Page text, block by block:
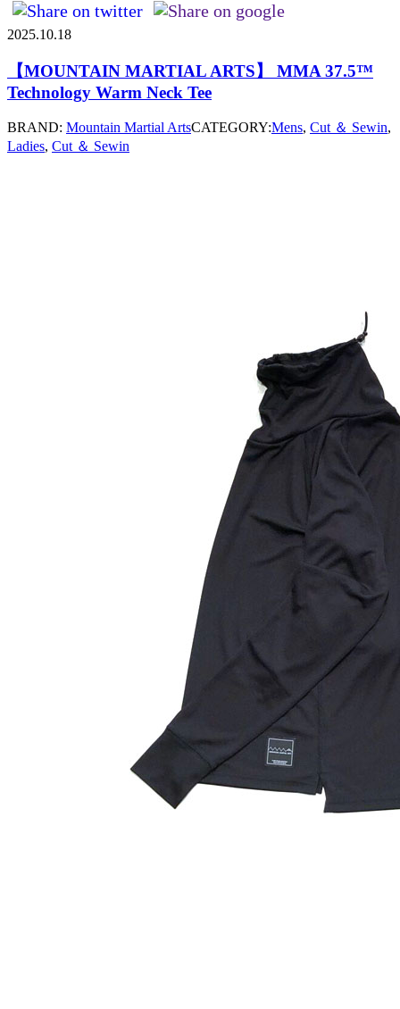
2025.10.18
【MOUNTAIN MARTIAL ARTS】 MMA 37.5™
Technology Warm Neck Tee
BRAND: Mountain Martial ArtsCATEGORY:Mens, Cut ＆ Sewin,
Ladies, Cut ＆ Sewin